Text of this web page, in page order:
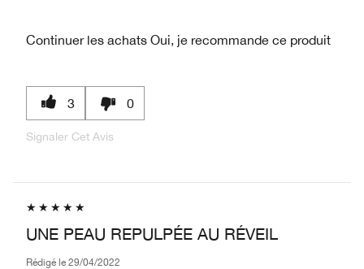
Continuer les achats Oui, je recommande ce produit
3 0
Signaler Cet Avis
UNE PEAU REPULPÉE AU RÉVEIL
Rédigé le 29/04/2022